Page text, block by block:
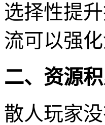
选择性提
流可以强化
二、资源
散人玩家